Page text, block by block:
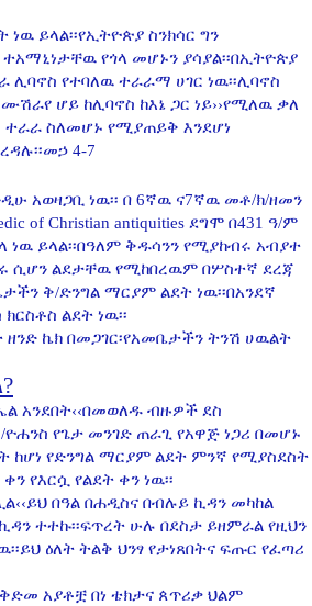
ይላል፡፡የኢትዮጵያ ስንክሳር ግን
የጎላ መሆኑን ያሳያል፡፡በኢትዮጵያ
የተባለዉ ተራራማ ሀገር ነዉ፡፡ሊባኖስ
ሆይ ከሊባኖስ ከእኔ ጋር ነይ››የሚለዉ ቃለ
ስለመሆኑ የሚያጠይቅ እንደሆነ
4-7
አወዛጋቢ ነዉ፡፡ በ 6ኛዉ ና7ኛዉ መቶ/ክ/ዘመን
of Christian antiquities ደግሞ በ431 ዓ/ም
ነዉ ይላል፡፡በዓለም ቅዱሳንን የሚያከብሩ አብያተ
ሲሆን ልደታቸዉ የሚከበረዉም በሦስተኛ ደረጃ
ቅ/ድንግል ማርያም ልደት ነዉ፡፡በአንደኛ
ልደት ነዉ፡፡
ኬክ በመጋገር፡የአመቤታችን ትንሽ ሀዉልት
አንደበት‹‹በመወለዱ ብዙዎች ደስ
የጌታ መንገድ ጠራጊ የአዋጅ ነጋሪ በመሆኑ
ከሆነ የድንግል ማርያም ልደት ምንኛ የሚያስደስት
የእርሷ የልደት ቀን ነዉ፡፡
በዓል በሐዲስና በብሉይ ኪዳን መካከል
ተተኩ፡፡ፍጥረት ሁሉ በደስታ ይዘምራል የዚህን
ዕለት ትልቅ ህንፃ የታነጸበትና ፍጡር የፈጣሪ
አያቶቿ በነ ቴክታና ጰጥሪቃ ህልም